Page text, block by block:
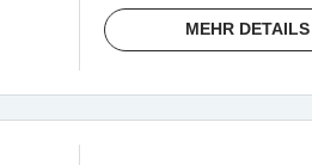
MEHR DETAILS